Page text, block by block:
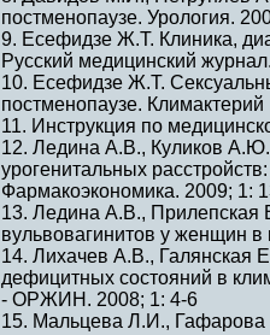
постменопаузе. Урология.
9. Есефидзе Ж.Т. Клиника,
Русский медицинский
10. Есефидзе Ж.Т.
постменопаузе.
11. Инструкция по
12. Ледина А.В., Куликов А.Ю.
урогенитальных
Фармакоэкономика. 2009; 1:
13. Ледина А.В., Прилепская
вульвовагинитов у женщин в
14. Лихачев А.В., Галянская
дефицитных состояний в
- ОРЖИН. 2008; 1: 4-6
15. Мальцева Л.И., Гафарова